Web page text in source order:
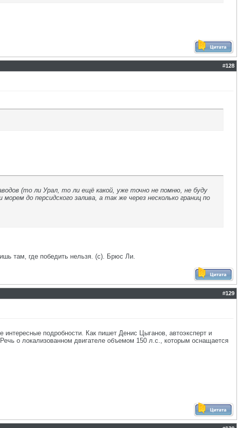
#128
(то ли Урал, то ли ещё какой, уже точно не помню, не буду
до персидского залива, а так же через несколько границ по
там, где победить нельзя. (с). Брюс Ли.
#129
подробности. Как пишет Денис Цыганов, автоэксперт и
о локализованном двигателе объемом 150 л.с., которым оснащается